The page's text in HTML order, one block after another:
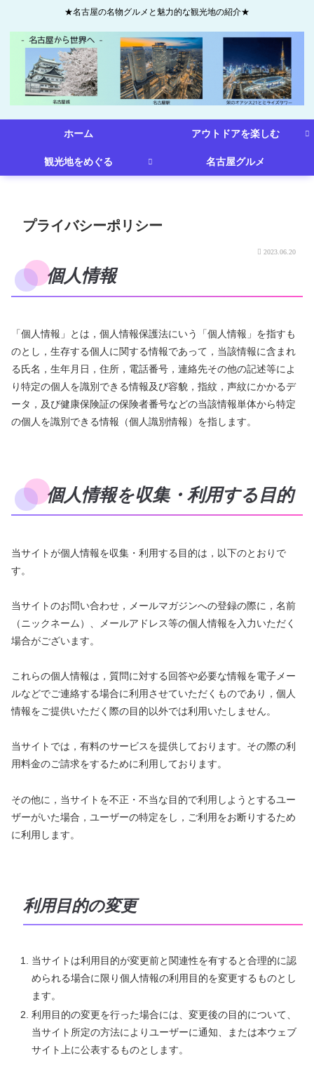
★名古屋の名物グルメと魅力的な観光地の紹介★
ホーム アウトドアを楽しむ
観光地をめぐる 名古屋グルメ
プライバシーポリシー
2023.06.20
個人情報
「個人情報」とは，個人情報保護法にいう「個人情報」を指すも
のとし，生存する個人に関する情報であって，当該情報に含まれ
る氏名，生年月日，住所，電話番号，連絡先その他の記述等によ
り特定の個人を識別できる情報及び容貌，指紋，声紋にかかるデ
ータ，及び健康保険証の保険者番号などの当該情報単体から特定
の個人を識別できる情報（個人識別情報）を指します。
個人情報を収集・利用する目的
当サイトが個人情報を収集・利用する目的は，以下のとおりで
す。
当サイトのお問い合わせ，メールマガジンへの登録の際に，名前
（ニックネーム）、メールアドレス等の個人情報を入力いただく
場合がございます。
これらの個人情報は，質問に対する回答や必要な情報を電子メー
ルなどでご連絡する場合に利用させていただくものであり，個人
情報をご提供いただく際の目的以外では利用いたしません。
当サイトでは，有料のサービスを提供しております。その際の利
用料金のご請求をするために利用しております。
その他に，当サイトを不正・不当な目的で利用しようとするユー
ザーがいた場合，ユーザーの特定をし，ご利用をお断りするため
に利用します。
利用目的の変更
当サイトは利用目的が変更前と関連性を有すると合理的に認
められる場合に限り個人情報の利用目的を変更するものとし
ます。
利用目的の変更を行った場合には、変更後の目的について、
当サイト所定の方法によりユーザーに通知、または本ウェブ
サイト上に公表するものとします。